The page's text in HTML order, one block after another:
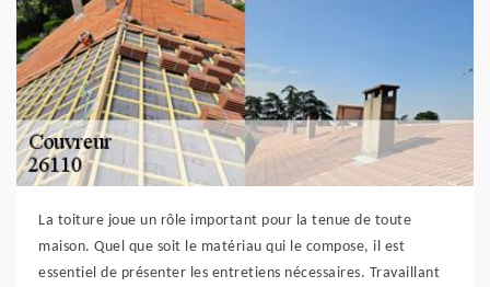
La toiture joue un rôle important pour la tenue de toute
maison. Quel que soit le matériau qui le compose, il est
essentiel de présenter les entretiens nécessaires. Travaillant